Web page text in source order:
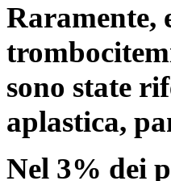
Raramente,
sono state
aplastica,
Nel 3% dei